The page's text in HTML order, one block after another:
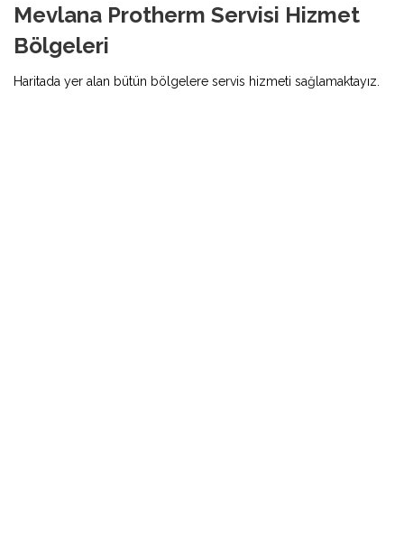
Mevlana Protherm Servisi Hizmet
Bölgeleri
Haritada yer alan bütün bölgelere servis hizmeti sağlamaktayız.